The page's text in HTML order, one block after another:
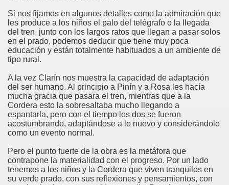
Si nos fijamos en algunos detalles como la admiración que
les produce a los niños el palo del telégrafo o la llegada
del tren, junto con los largos ratos que llegan a pasar solos
en el prado, podemos deducir que tiene muy poca
educación y están totalmente habituados a un ambiente de
tipo rural.
A la vez Clarín nos muestra la capacidad de adaptación
del ser humano. Al principio a Pinín y a Rosa les hacía
mucha gracia que pasara el tren, mientras que a la
Cordera esto la sobresaltaba mucho llegando a
espantarla, pero con el tiempo los dos se fueron
acostumbrando, adaptándose a lo nuevo y considerándolo
como un evento normal.
Pero el punto fuerte de la obra es la metáfora que
contrapone la materialidad con el progreso. Por un lado
tenemos a los niños y la Cordera que viven tranquilos en
su verde prado, con sus reflexiones y pensamientos, con